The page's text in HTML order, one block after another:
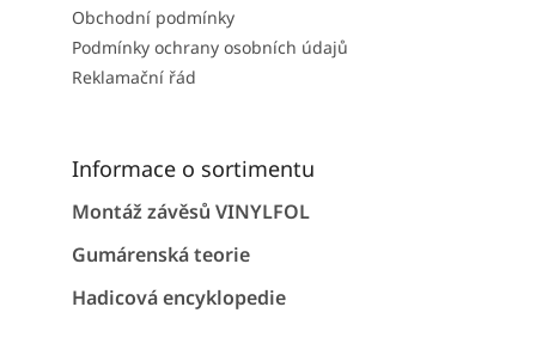
Obchodní podmínky
Podmínky ochrany osobních údajů
Reklamační řád
Informace o sortimentu
Montáž závěsů VINYLFOL
Gumárenská teorie
Hadicová encyklopedie